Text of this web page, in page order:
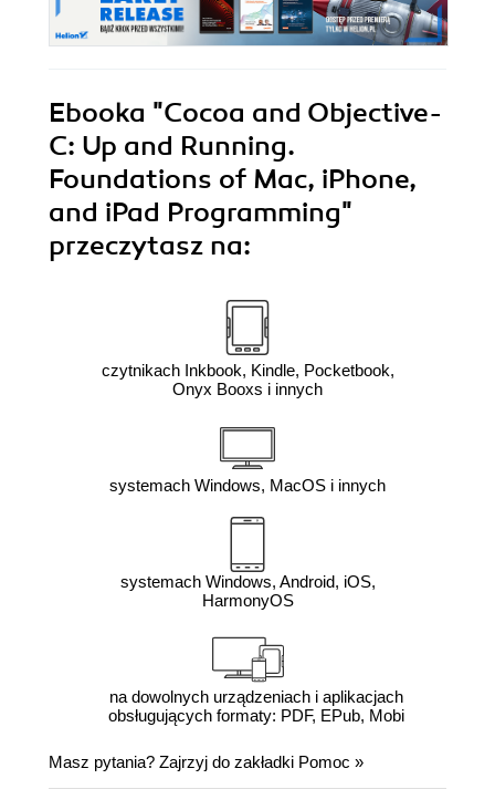
Ebooka "Cocoa and Objective-
C: Up and Running.
Foundations of Mac, iPhone,
and iPad Programming"
przeczytasz na:
czytnikach Inkbook, Kindle, Pocketbook,
Onyx Booxs i innych
systemach Windows, MacOS i innych
systemach Windows, Android, iOS,
HarmonyOS
na dowolnych urządzeniach i aplikacjach
obsługujących formaty: PDF, EPub, Mobi
Masz pytania? Zajrzyj do zakładki Pomoc »